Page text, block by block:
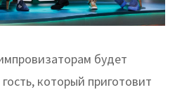
будет
который приготовит